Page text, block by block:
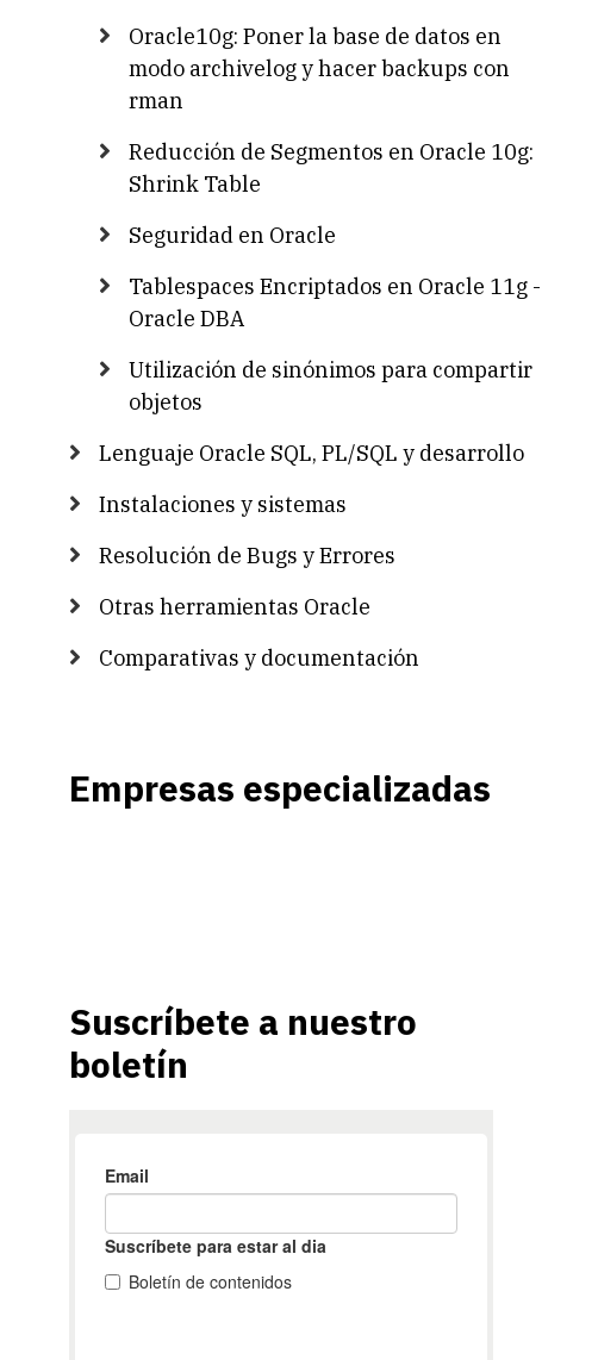
Oracle10g: Poner la base de datos en
modo archivelog y hacer backups con
rman
Reducción de Segmentos en Oracle 10g:
Shrink Table
Seguridad en Oracle
Tablespaces Encriptados en Oracle 11g -
Oracle DBA
Utilización de sinónimos para compartir
objetos
Lenguaje Oracle SQL, PL/SQL y desarrollo
Instalaciones y sistemas
Resolución de Bugs y Errores
Otras herramientas Oracle
Comparativas y documentación
Empresas especializadas
Suscríbete a nuestro
boletín